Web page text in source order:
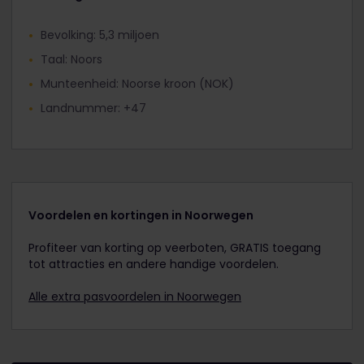
Bevolking: 5,3 miljoen
Taal: Noors
Munteenheid: Noorse kroon (NOK)
Landnummer: +47
Voordelen en kortingen in Noorwegen
Profiteer van korting op veerboten, GRATIS toegang
tot attracties en andere handige voordelen.
Alle extra pasvoordelen in Noorwegen